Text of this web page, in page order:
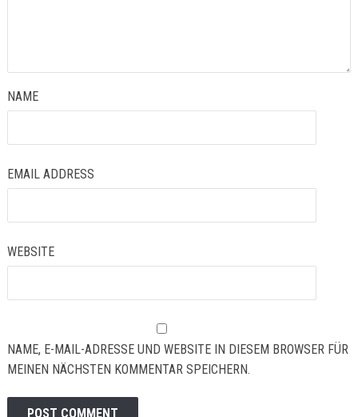
NAME
EMAIL ADDRESS
WEBSITE
NAME, E-MAIL-ADRESSE UND WEBSITE IN DIESEM BROWSER FÜR
MEINEN NÄCHSTEN KOMMENTAR SPEICHERN.